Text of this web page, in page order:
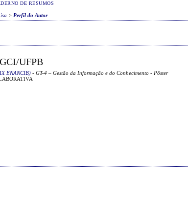
DE RESUMOS
> Perfil do Autor
UFPB
ENANCIB) - GT-4 – Gestão da Informação e do Conhecimento - Pôster